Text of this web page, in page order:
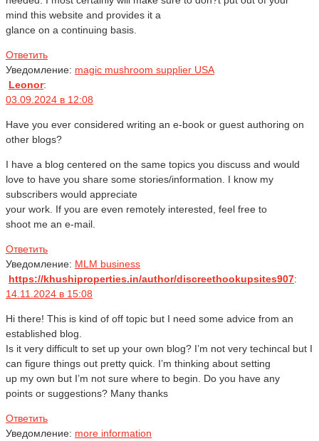
mind this website and provides it a
glance on a continuing basis.
Ответить
Уведомление: magic mushroom supplier USA
Leonor:
03.09.2024 в 12:08
Have you ever considered writing an e-book or guest authoring on
other blogs?
I have a blog centered on the same topics you discuss and would
love to have you share some stories/information. I know my
subscribers would appreciate
your work. If you are even remotely interested, feel free to
shoot me an e-mail.
Ответить
Уведомление: MLM business
https://khushiproperties.in/author/discreethookupsites907:
14.11.2024 в 15:08
Hi there! This is kind of off topic but I need some advice from an
established blog.
Is it very difficult to set up your own blog? I’m not very techincal but I
can figure things out pretty quick. I’m thinking about setting
up my own but I’m not sure where to begin. Do you have any
points or suggestions? Many thanks
Ответить
Уведомление: more information